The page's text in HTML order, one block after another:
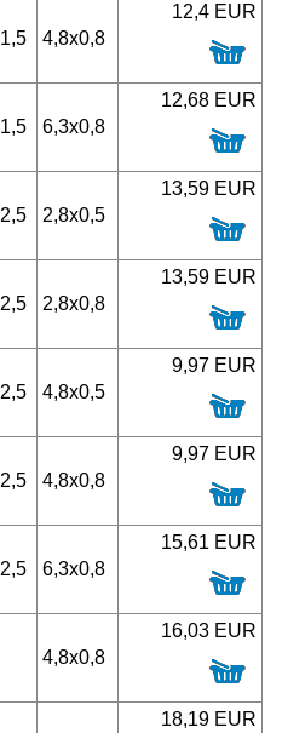
4,8x0,8
12,4 EUR
6,3x0,8
12,68 EUR
2,8x0,5
13,59 EUR
2,8x0,8
13,59 EUR
4,8x0,5
9,97 EUR
4,8x0,8
9,97 EUR
6,3x0,8
15,61 EUR
4,8x0,8
16,03 EUR
18,19 EUR